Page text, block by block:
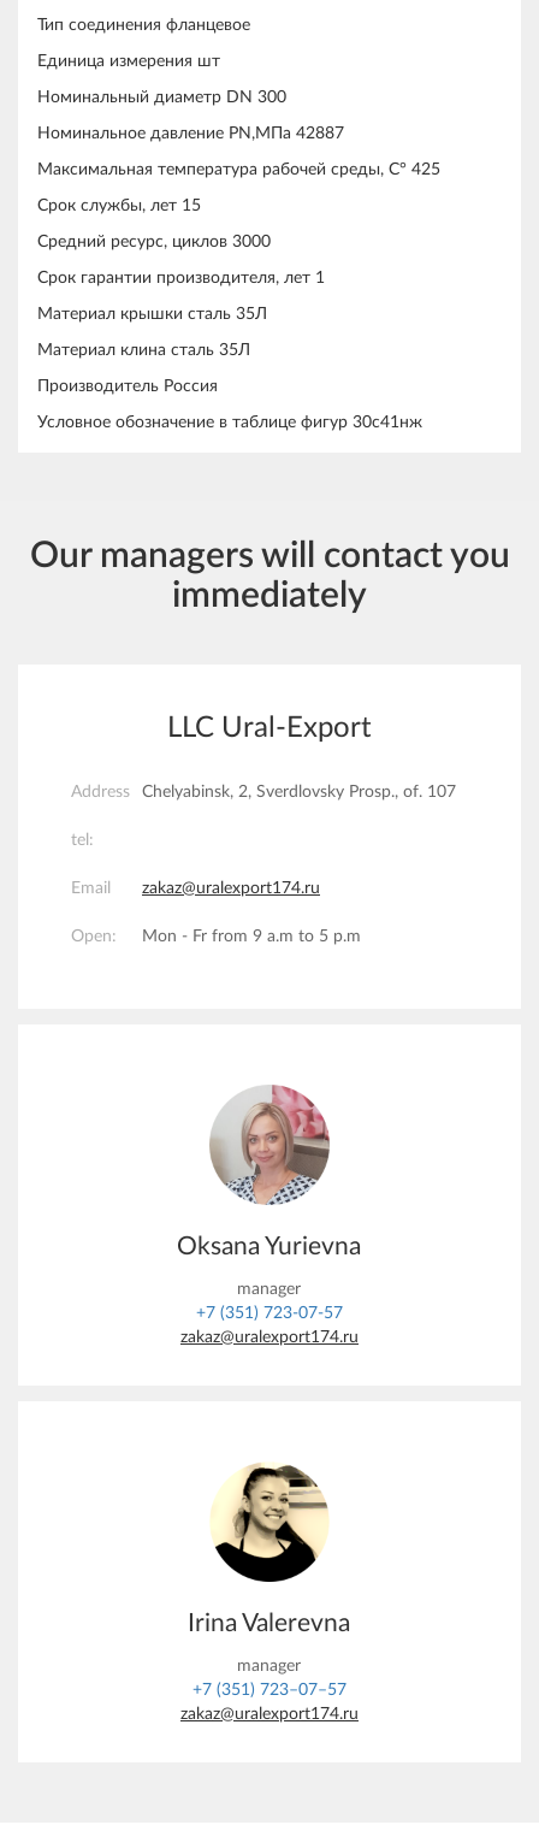
Тип соединения фланцевое
Единица измерения шт
Номинальный диаметр DN 300
Номинальное давление PN,МПа 42887
Максимальная температура рабочей среды, С° 425
Срок службы, лет 15
Средний ресурс, циклов 3000
Срок гарантии производителя, лет 1
Материал крышки сталь 35Л
Материал клина сталь 35Л
Производитель Россия
Условное обозначение в таблице фигур 30с41нж
Our managers will contact you
immediately
LLC Ural-Export
Address Chelyabinsk, 2, Sverdlovsky Prosp., of. 107
tel:
Email zakaz@uralexport174.ru
Open: Mon - Fr from 9 a.m to 5 p.m
Oksana Yurievna
manager
+7 (351) 723-07-57
zakaz@uralexport174.ru
Irina Valerevna
manager
+7 (351) 723–07–57
zakaz@uralexport174.ru